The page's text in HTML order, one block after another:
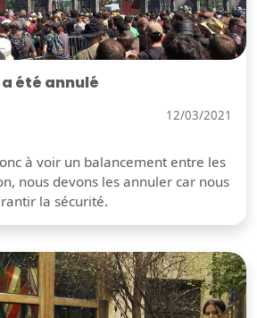
a été annulé
12/03/2021
à voir un balancement entre les
nous devons les annuler car nous
la sécurité.